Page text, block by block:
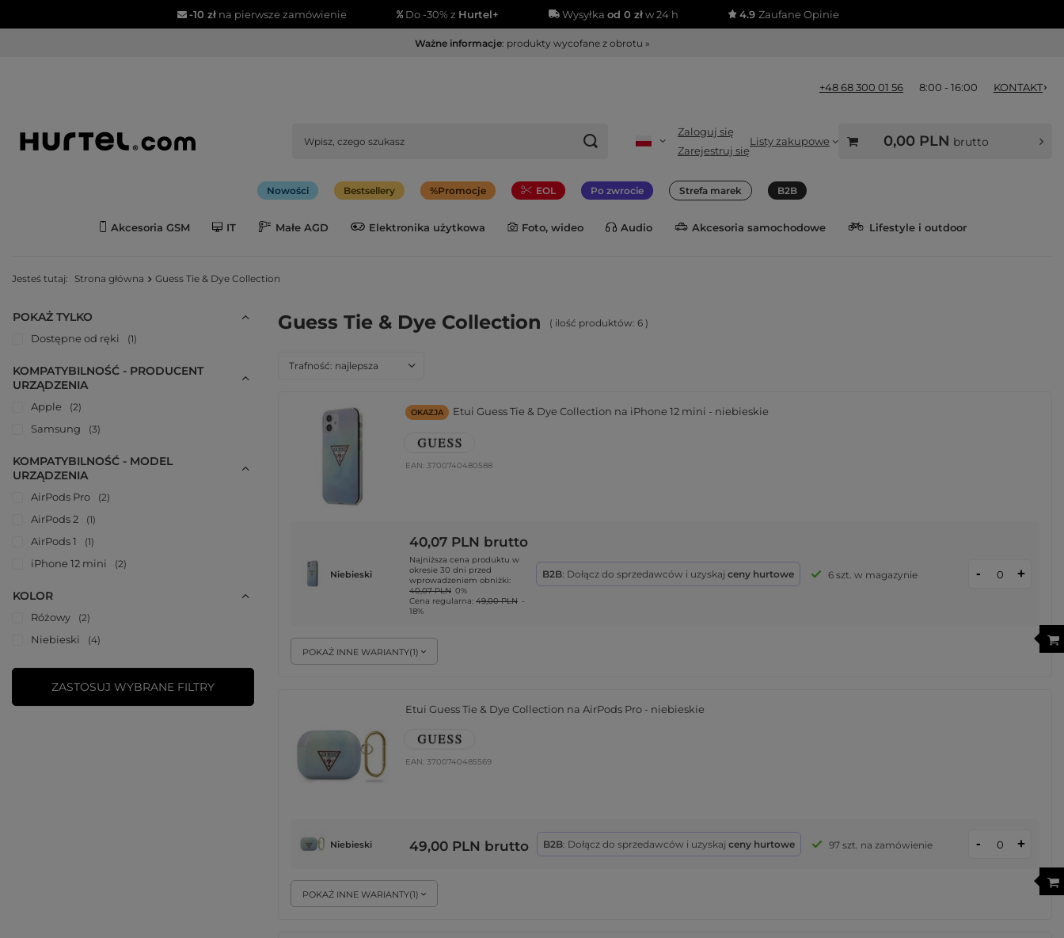
-10 złna pierwsze zamówienie Do -30% z Hurtel+ Wysyłka od 0 złw 24 h 4.9Zaufane Opinie
Ważne informacje: produkty wycofane z obrotu »
+48 68 300 01 56 8:00 - 16:00 KONTAKT
Zaloguj się
Zarejestruj się
Listy zakupowe 0,00 PLN brutto
Nowości Bestsellery Promocje EOL Po zwrocie Strefa marek B2B
Akcesoria GSM IT Małe AGD Elektronika użytkowa Foto, wideo Audio Akcesoria samochodowe Lifestyle i outdoor
Jesteś tutaj: Strona główna Guess Tie & Dye Collection
POKAŻ TYLKO
Dostępne od ręki 1
KOMPATYBILNOŚĆ - PRODUCENT
URZĄDZENIA
Apple 2
Samsung 3
KOMPATYBILNOŚĆ - MODEL
URZĄDZENIA
AirPods Pro 2
AirPods 2 1
AirPods 1 1
iPhone 12 mini 2
KOLOR
Różowy 2
Niebieski 4
ZASTOSUJ WYBRANE FILTRY
Guess Tie & Dye Collection ( ilość produktów: 6 )
Zmień sortowanie
Trafność: najlepsza
OKAZJA Etui Guess Tie & Dye Collection na iPhone 12 mini - niebieskie
EAN: 3700740480588
POKAŻ INNE WARIANTY(1)
Niebieski
40,07 PLN brutto
Najniższa cena produktu w
okresie 30 dni przed
wprowadzeniem obniżki:
40,07 PLN 0%
Cena regularna: 49,00 PLN -
18%
B2B: Dołącz do sprzedawców i uzyskaj ceny hurtowe 6 szt. w magazynie - +
Etui Guess Tie & Dye Collection na AirPods Pro - niebieskie
EAN: 3700740485569
POKAŻ INNE WARIANTY(1)
Niebieski 49,00 PLN brutto B2B: Dołącz do sprzedawców i uzyskaj ceny hurtowe 97 szt. na zamówienie - +